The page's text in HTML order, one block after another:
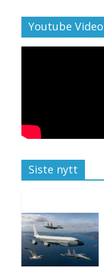
Youtube Video
Siste nytt